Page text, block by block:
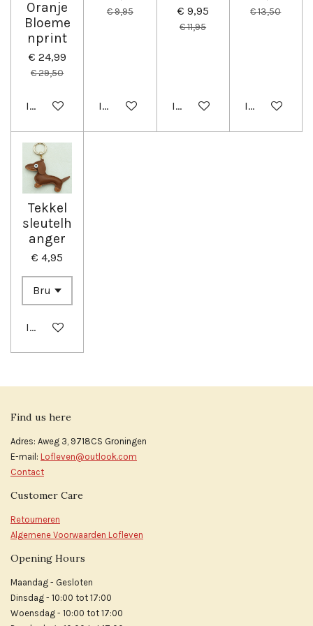
Oranje
Bloeme
nprint
€ 24,99
€ 29,50
In winkelwagen
€ 9,95
In winkelwagen
€ 9,95
€ 11,95
In winkelwagen
€ 13,50
In
Tekkel
sleutelh
anger
€ 4,95
In winkelwagen
Find us here
Adres: Aweg 3, 9718CS Groningen
E-mail: Lofleven@outlook.com
Contact
Customer Care
Retourneren
Algemene Voorwaarden Lofleven
Opening Hours
Maandag - Gesloten
Dinsdag - 10:00 tot 17:00
Woensdag - 10:00 tot 17:00